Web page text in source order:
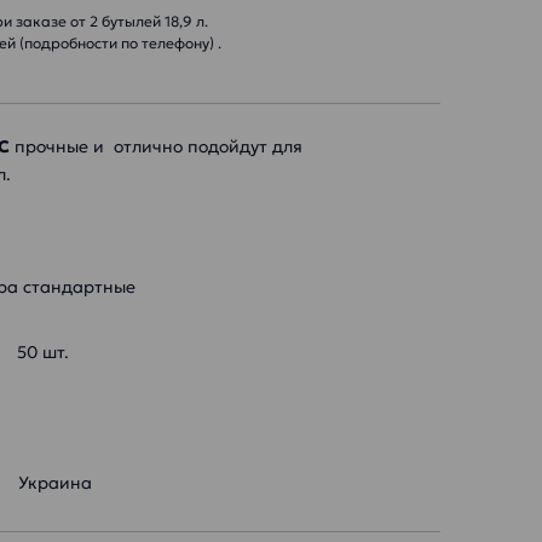
заказе от 2 бутылей 18,9 л.
(подробности по телефону) .
прочные и отлично подойдут для
стандартные
50 шт.
Украина